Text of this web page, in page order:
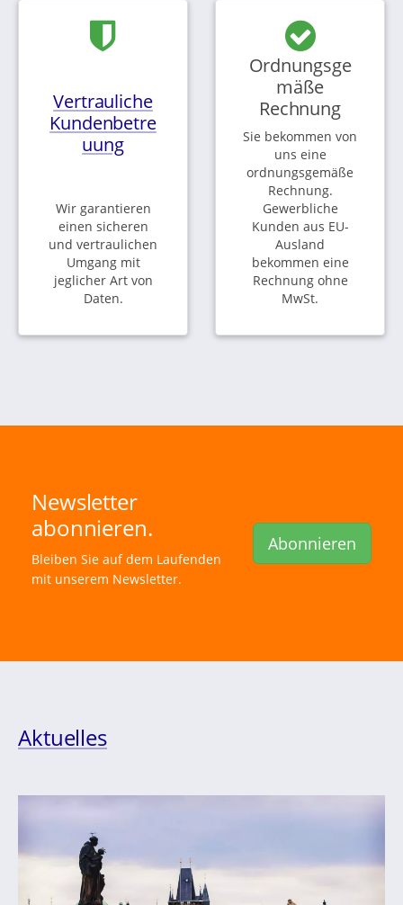
Vertrauliche
Kundenbetre
uung
Wir garantieren
einen sicheren
und vertraulichen
Umgang mit
jeglicher Art von
Daten.
Ordnungsge
mäße
Rechnung
Sie bekommen von
uns eine
ordnungsgemäße
Rechnung.
Gewerbliche
Kunden aus EU-
Ausland
bekommen eine
Rechnung ohne
MwSt.
Newsletter
abonnieren.
Bleiben Sie auf dem Laufenden
mit unserem Newsletter.
Abonnieren
Aktuelles